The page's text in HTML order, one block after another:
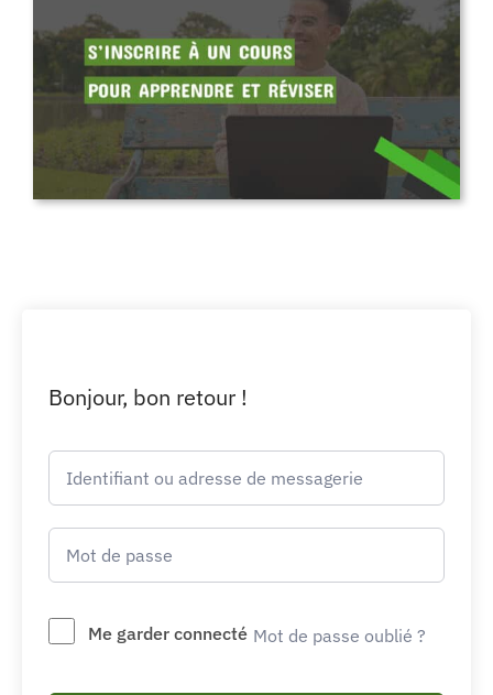
Bonjour, bon retour !
Me garder connecté Mot de passe oublié ?